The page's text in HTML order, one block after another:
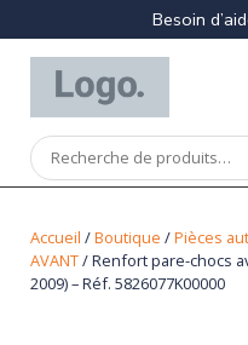
Besoin
Accueil /Boutique /Pièces
AVANT/ Renfort pare-chocs
2009) – Réf. 5826077K00000